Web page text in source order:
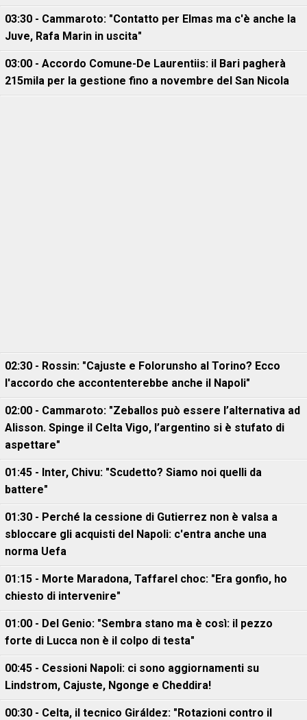
03:30 - Cammaroto: "Contatto per Elmas ma c'è anche la
Juve, Rafa Marin in uscita"
03:00 - Accordo Comune-De Laurentiis: il Bari pagherà
215mila per la gestione fino a novembre del San Nicola
02:30 - Rossin: "Cajuste e Folorunsho al Torino? Ecco
l'accordo che accontenterebbe anche il Napoli"
02:00 - Cammaroto: "Zeballos può essere l’alternativa ad
Alisson. Spinge il Celta Vigo, l’argentino si è stufato di
aspettare"
01:45 - Inter, Chivu: "Scudetto? Siamo noi quelli da
battere"
01:30 - Perché la cessione di Gutierrez non è valsa a
sbloccare gli acquisti del Napoli: c'entra anche una
norma Uefa
01:15 - Morte Maradona, Taffarel choc: "Era gonfio, ho
chiesto di intervenire"
01:00 - Del Genio: "Sembra stano ma è così: il pezzo
forte di Lucca non è il colpo di testa"
00:45 - Cessioni Napoli: ci sono aggiornamenti su
Lindstrom, Cajuste, Ngonge e Cheddira!
00:30 - Celta, il tecnico Giráldez: "Rotazioni contro il